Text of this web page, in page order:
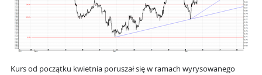
Kurs od początku kwietnia poruszał się w ramach wyrysowanego